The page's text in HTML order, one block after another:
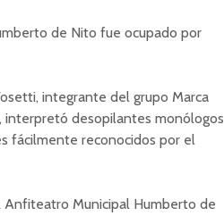
de Nito fue ocupado por
integrante del grupo Marca
interpretó desopilantes monólogos
fácilmente reconocidos por el
Anfiteatro Municipal Humberto de